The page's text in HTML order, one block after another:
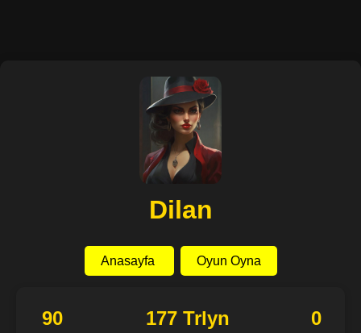
Dilan
Anasayfa Oyun Oyna
90 177 Trlyn 0